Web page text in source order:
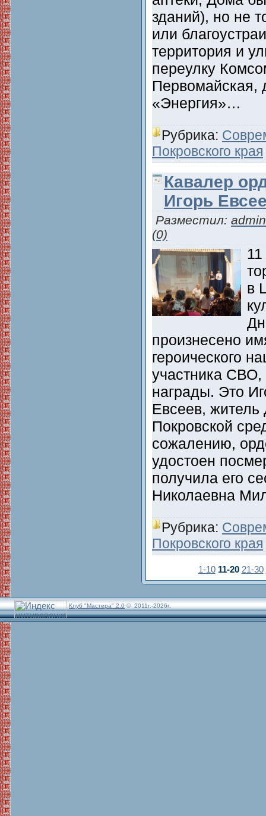
зданий), но не
или
территория и
переулку
Первомайская,
«Энергия»…
Рубрика:
Покровского края
Кавалер
Игорь
Разместил: admin
(0)
в
произнесено
героического
участника СВО,
награды. Это
Евсеев, житель
Покровской
сожалению,
удостоен
получила его
Николаевна
Рубрика:
Покровского края
1-10 11-20 21-30
Клуб "Мастера" 2.0 © 2011г.-2026г.